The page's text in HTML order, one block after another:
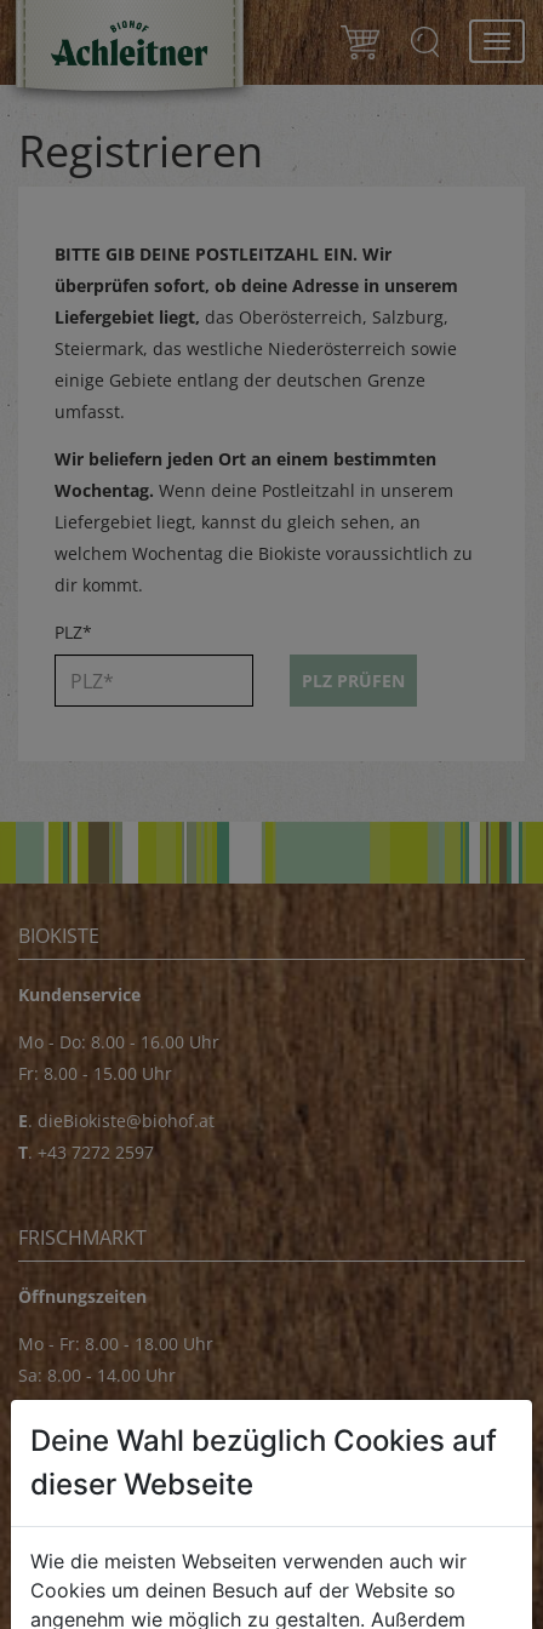
Registrieren
BITTE GIB DEINE POSTLEITZAHL EIN. Wir
überprüfen sofort, ob deine Adresse in unserem
Liefergebiet liegt, das Oberösterreich, Salzburg,
Steiermark, das westliche Niederösterreich sowie
einige Gebiete entlang der deutschen Grenze
umfasst.
Wir beliefern jeden Ort an einem bestimmten
Wochentag. Wenn deine Postleitzahl in unserem
Liefergebiet liegt, kannst du gleich sehen, an
welchem Wochentag die Biokiste voraussichtlich zu
dir kommt.
PLZ*
PLZ PRÜFEN
BIOKISTE
Kundenservice
Mo - Do: 8.00 - 16.00 Uhr
Fr: 8.00 - 15.00 Uhr
E. dieBiokiste@biohof.at
T. +43 7272 2597
FRISCHMARKT
Öffnungszeiten
Mo - Fr: 8.00 - 18.00 Uhr
Sa: 8.00 - 14.00 Uhr
Mo - Fr: 8.00 - 16.00 Uhr
. +43 7272 4859 70
Deine Wahl bezüglich Cookies auf
dieser Webseite
Wie die meisten Webseiten verwenden auch wir
Cookies um deinen Besuch auf der Website so
angenehm wie möglich zu gestalten. Außerdem